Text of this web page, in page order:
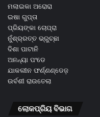
ମଲାଇକା ଅରୋରା
ଇଷା ଗୁପ୍ତା
ପ୍ରିୟଙ୍କା ଚୋପ୍ରା
ନୁଁଶ୍ର୍ରତ୍ତ ଭ୍ରୁଚ୍ଛା
ଦିଶା ପାଟାନି
ଅନନ୍ୟା ପଂଡେ
ଯାକଲୀନ ଫର୍ଣ୍ଣଣ୍ଡେଜ଼
ଉର୍ବଶୀ ରାଉତେଲା
ଲୋକପ୍ରିୟ ବିଭାଗ